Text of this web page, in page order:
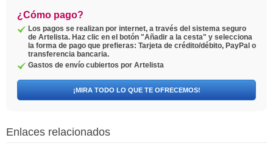
¿Cómo pago?
Los pagos se realizan por internet, a través del sistema seguro
de Artelista. Haz clic en el botón "Añadir a la cesta" y selecciona
la forma de pago que prefieras: Tarjeta de crédito/débito, PayPal o
transferencia bancaria.
Gastos de envío cubiertos por Artelista
¡MIRA TODO LO QUE TE OFRECEMOS!
Enlaces relacionados